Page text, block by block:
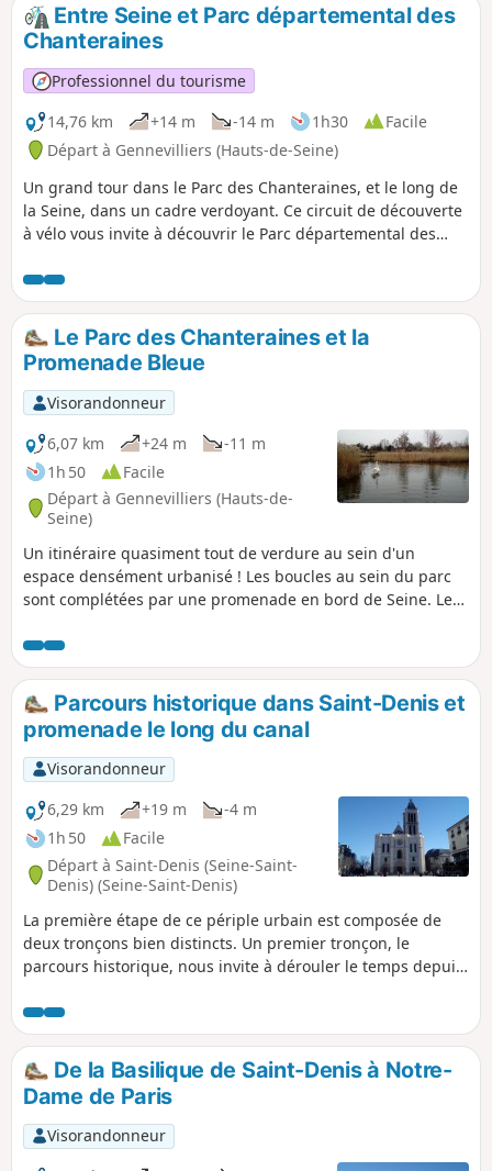
Entre Seine et Parc départemental des
Chanteraines
Professionnel du tourisme
14,76 km
+14 m -14 m 1h30
Facile
Départ à Gennevilliers (Hauts-de-Seine)
Un grand tour dans le Parc des Chanteraines, et le long de
la Seine, dans un cadre verdoyant. Ce circuit de découverte
à vélo vous invite à découvrir le Parc départemental des
pédagogique s'impose avant de poursuivre votre balade à
vélo jusqu'au quartier de Villerenne.
Le Parc des Chanteraines et la
Promenade Bleue
Visorandonneur
6,07 km
+24 m
-11 m
1h 50
Facile
Départ à Gennevilliers (Hauts-de-
Seine)
Un itinéraire quasiment tout de verdure au sein d'un
espace densément urbanisé ! Les boucles au sein du parc
sont complétées par une promenade en bord de Seine. Le
sauront ravir les amateurs.
Parcours historique dans Saint-Denis et
promenade le long du canal
Visorandonneur
6,29 km
+19 m
-4 m
1h 50
Facile
Départ à Saint-Denis (Seine-Saint-
Denis) (Seine-Saint-Denis)
La première étape de ce périple urbain est composée de
deux tronçons bien distincts. Un premier tronçon, le
parcours historique, nous invite à dérouler le temps depuis
XXIe siècle, à l'aide d'une vingtaine de bornes d'information
richement documentées. Ensuite, on remonte le Canal
Saint-Denis sur son quai piétonnier jusqu'à Paris.
De la Basilique de Saint-Denis à Notre-
Dame de Paris
Visorandonneur